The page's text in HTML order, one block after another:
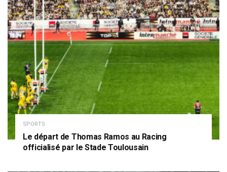
SPORTS
Le départ de Thomas Ramos au Racing
officialisé par le Stade Toulousain